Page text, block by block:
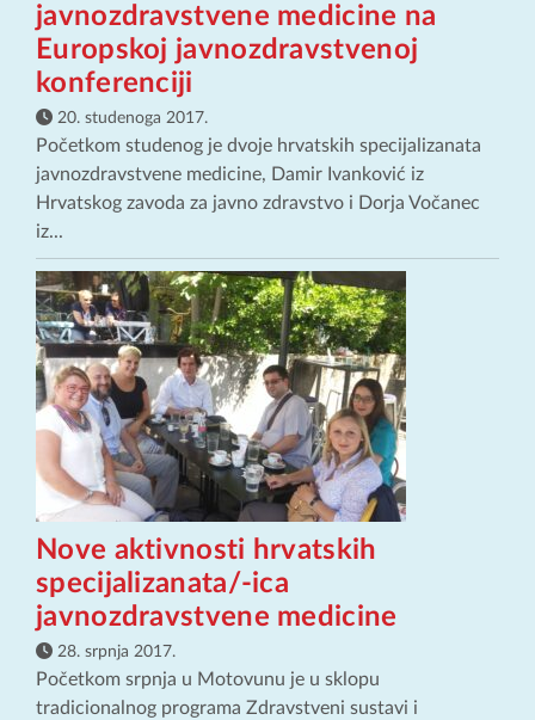
javnozdravstvene medicine na
Europskoj javnozdravstvenoj
konferenciji
20. studenoga 2017.
Početkom studenog je dvoje hrvatskih specijalizanata
javnozdravstvene medicine, Damir Ivanković iz
Hrvatskog zavoda za javno zdravstvo i Dorja Vočanec
iz...
Nove aktivnosti hrvatskih
specijalizanata/-ica
javnozdravstvene medicine
28. srpnja 2017.
Početkom srpnja u Motovunu je u sklopu
tradicionalnog programa Zdravstveni sustavi i